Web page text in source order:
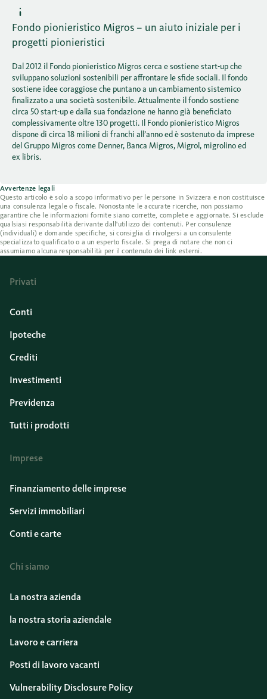
Fondo pionieristico Migros – un aiuto iniziale per i
progetti pionieristici
Dal 2012 il Fondo pionieristico Migros cerca e sostiene start-up che
sviluppano soluzioni sostenibili per affrontare le sfide sociali. Il fondo
sostiene idee coraggiose che puntano a un cambiamento sistemico
finalizzato a una società sostenibile. Attualmente il fondo sostiene
circa 50 start-up e dalla sua fondazione ne hanno già beneficiato
complessivamente oltre 130 progetti. Il Fondo pionieristico Migros
dispone di circa 18 milioni di franchi all’anno ed è sostenuto da imprese
del Gruppo Migros come Denner, Banca Migros, Migrol, migrolino ed
ex libris.
Avvertenze legali
Questo articolo è solo a scopo informativo per le persone in Svizzera e non costituisce
una consulenza legale o fiscale. Nonostante le accurate ricerche, non possiamo
garantire che le informazioni fornite siano corrette, complete e aggiornate. Si esclude
qualsiasi responsabilità derivante dall'utilizzo dei contenuti. Per consulenze
(individuali) e domande specifiche, si consiglia di rivolgersi a un consulente
specializzato qualificato o a un esperto fiscale. Si prega di notare che non ci
assumiamo alcuna responsabilità per il contenuto dei link esterni.
Privati
Conti
Ipoteche
Crediti
Investimenti
Previdenza
Tutti i prodotti
Imprese
Finanziamento delle imprese
Servizi immobiliari
Conti e carte
Chi siamo
La nostra azienda
la nostra storia aziendale
Lavoro e carriera
Posti di lavoro vacanti
Vulnerability Disclosure Policy